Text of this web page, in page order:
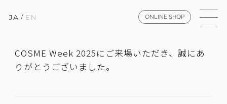
JA / EN ONLINE SHOP
COSME Week 2025にご来場いただき、誠にあ
りがとうございました。